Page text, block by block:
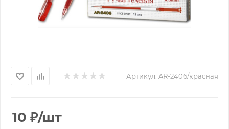
Артикул: AR-2406/красная
10 ₽/шт